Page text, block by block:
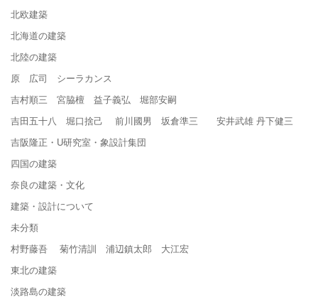
北欧建築
北海道の建築
北陸の建築
原 広司 シーラカンス
吉村順三 宮脇檀 益子義弘 堀部安嗣
吉田五十八 堀口捨己 前川國男 坂倉準三 安井武雄 丹下健三
吉阪隆正・U研究室・象設計集団
四国の建築
奈良の建築・文化
建築・設計について
未分類
村野藤吾 菊竹清訓 浦辺鎮太郎 大江宏
東北の建築
淡路島の建築